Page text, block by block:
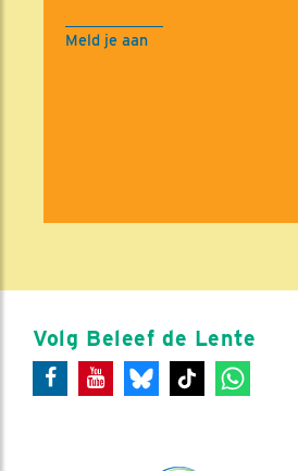
Meld je aan
Volg Beleef de Lente